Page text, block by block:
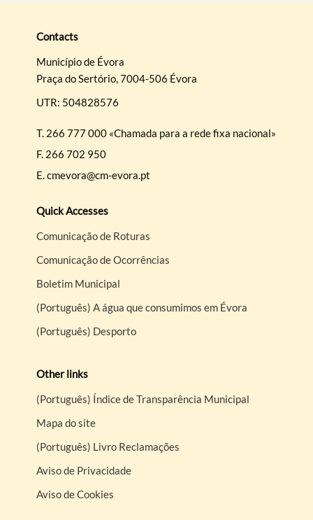
Categories
Filters
Contacts
Município de Évora
Praça do Sertório, 7004-506 Évora
UTR: 504828576
T. 266 777 000 «Chamada para a rede fixa nacional»
F. 266 702 950
E.cmevora@cm-evora.pt
Quick Accesses
Comunicação de Roturas
Comunicação de Ocorrências
Boletim Municipal
(Português) A água que consumimos em Évora
(Português) Desporto
Other links
(Português) Índice de Transparência Municipal
Mapa do site
(Português) Livro Reclamações
Aviso de Privacidade
Aviso de Cookies